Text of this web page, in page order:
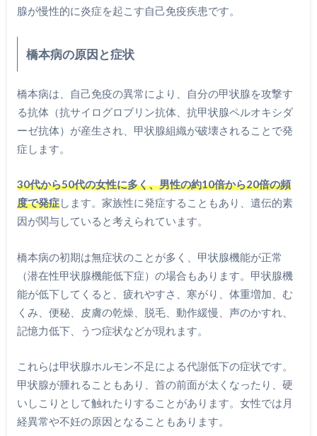
腺が慢性的に炎症を起こす自己免疫疾患です。
橋本病の原因と症状
橋本病は、自己免疫の異常により、自分の甲状腺を攻撃す
る抗体（抗サイログロブリン抗体、抗甲状腺ペルオキシダ
ーゼ抗体）が産生され、甲状腺組織が破壊されることで発
症します。
30代から50代の女性に多く、男性の約10倍から20倍の頻
度で発症します。家族性に発症することもあり、遺伝的素
因が関与していると考えられています。
橋本病の初期は無症状のことが多く、甲状腺機能が正常
（潜在性甲状腺機能低下症）の場合もあります。甲状腺機
能が低下してくると、疲れやすさ、寒がり、体重増加、む
くみ、便秘、皮膚の乾燥、脱毛、動作緩慢、声のかすれ、
記憶力低下、うつ症状などが現れます。
これらは甲状腺ホルモン不足による代謝低下の症状です。
甲状腺が腫れることもあり、首の前面が太くなったり、硬
いしこりとして触れたりすることがあります。女性では月
経異常や不妊の原因となることもあります。